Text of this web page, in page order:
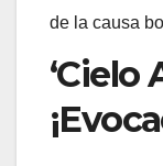
de la causa
‘Cielo